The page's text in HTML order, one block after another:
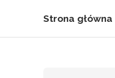
Strona główna